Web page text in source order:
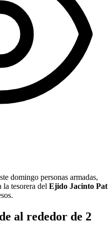
domingo personas armadas,
tesorera del Ejido Jacinto Pat
al rededor de 2